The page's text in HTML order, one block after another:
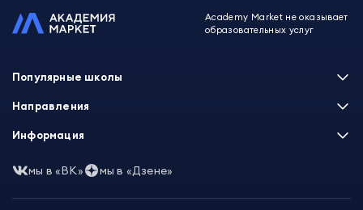
Academy Market не оказывает
образовательных услуг
Популярные школы
Skillbox
XYZ School
Skillfactory
Talentsy
Направления
Программирование
Маркетинг
Аналитика
Информация
Часто задаваемые вопросы
Пользовательское соглашение
Политика обработки данных
мы в «ВК» мы в «Дзене»